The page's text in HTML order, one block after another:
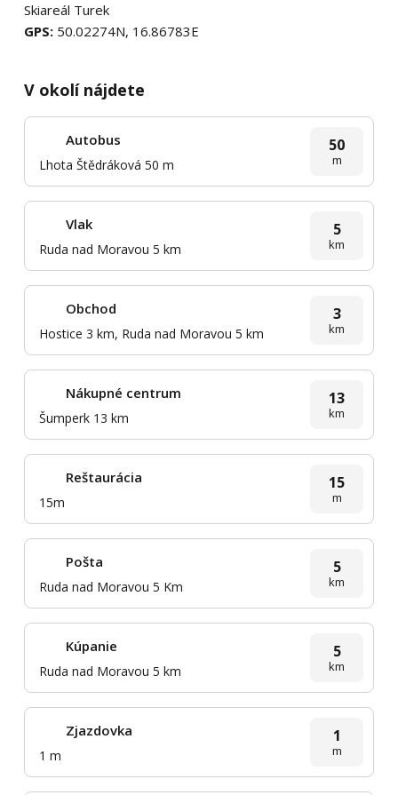
Skiareál Turek
GPS:50.02274N, 16.86783E
V okolí nájdete
Autobus
Lhota Štědráková 50 m
50
m
Vlak
Ruda nad Moravou 5 km
5
km
Obchod
Hostice 3 km, Ruda nad Moravou 5 km
3
km
Nákupné centrum
Šumperk 13 km
13
km
Reštaurácia
15m
15
m
Pošta
Ruda nad Moravou 5 Km
5
km
Kúpanie
Ruda nad Moravou 5 km
5
km
Zjazdovka
1 m
1
m